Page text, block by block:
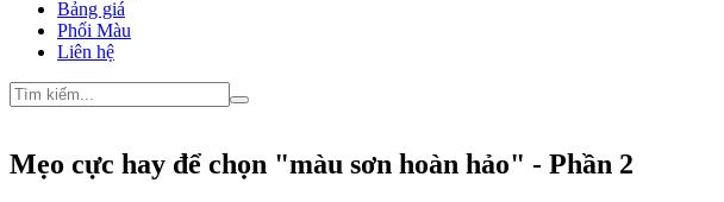
Bảng giá
Phối Màu
Liên hệ
Mẹo cực hay để chọn "màu sơn hoàn hảo" - Phần 2